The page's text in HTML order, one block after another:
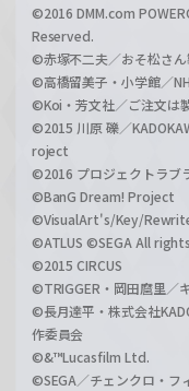
©2016 DMM.com
Reserved.
©赤塚不二夫／おそ松さ
©高橋留美子・小学館／
©Koi・芳文社／ご注文は
©2015 川原 礫／
roject
©2016 プロジェクトラブ
©BanG Dream! Project
©VisualArt's/Key/
©ATLUS ©SEGA All
©2015 CIRCUS
©TRIGGER・岡田麿里／
©長月達平・株式会社
作委員会
©&™Lucasfilm Ltd.
©SEGA／チェンクロ・フ